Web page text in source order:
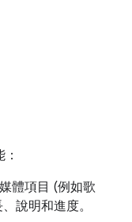
體項目 (例如歌
說明和進度。